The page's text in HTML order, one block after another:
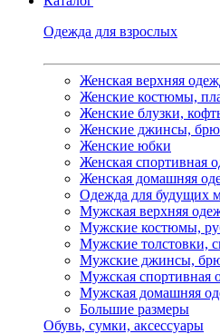
Одежда для взрослых
Женская верхняя
Женские костюмы,
Женские блузки,
Женские джинсы,
Женские юбки
Женская спортивная
Женская домашняя
Одежда для будущих
Мужская верхняя
Мужские костюмы,
Мужские толстовки,
Мужские джинсы,
Мужская спортивная
Мужская домашняя
Большие размеры
Обувь, сумки, аксессуары